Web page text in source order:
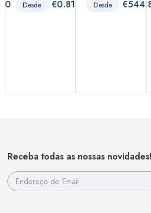
Desde €0.81 Desde €
Receba todas as nossas novidades!